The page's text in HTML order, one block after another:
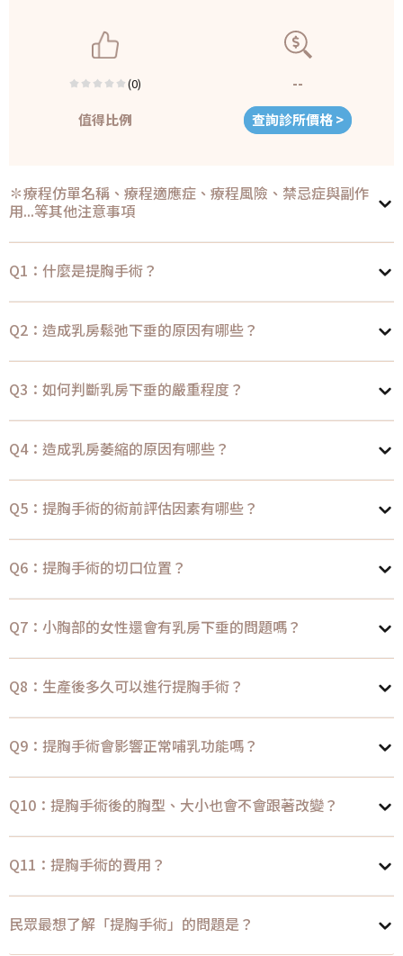
(0)
值得比例
--
查詢診所價格 >
✽療程仿單名稱、療程適應症、療程風險、禁忌症與副作
用...等其他注意事項
Q1：什麼是提胸手術？
Q2：造成乳房鬆弛下垂的原因有哪些？
Q3：如何判斷乳房下垂的嚴重程度？
Q4：造成乳房萎縮的原因有哪些？
Q5：提胸手術的術前評估因素有哪些？
Q6：提胸手術的切口位置？
Q7：小胸部的女性還會有乳房下垂的問題嗎？
Q8：生產後多久可以進行提胸手術？
Q9：提胸手術會影響正常哺乳功能嗎？
Q10：提胸手術後的胸型、大小也會不會跟著改變？
Q11：提胸手術的費用？
民眾最想了解「提胸手術」的問題是？